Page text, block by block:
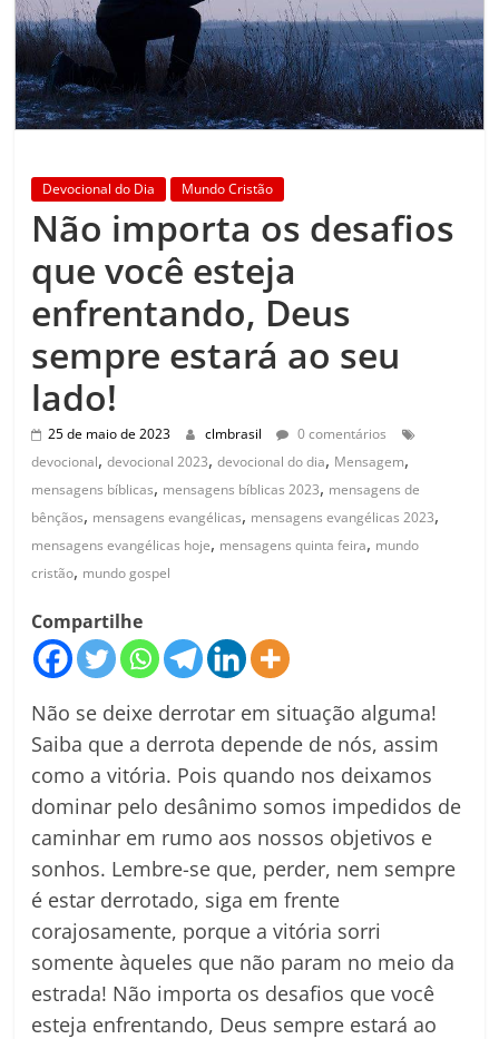
Devocional do Dia Mundo Cristão
Não importa os desafios
que você esteja
enfrentando, Deus
sempre estará ao seu
lado!
25 de maio de 2023 clmbrasil
0 comentários
devocional,devocional 2023,devocional do dia, Mensagem,
mensagens bíblicas, mensagens bíblicas 2023, mensagens de
bênçãos, mensagens evangélicas, mensagens evangélicas 2023,
mensagens evangélicas hoje, mensagens quinta feira, mundo
cristão, mundo gospel
Compartilhe
Não se deixe derrotar em situação alguma!
Saiba que a derrota depende de nós, assim
como a vitória. Pois quando nos deixamos
dominar pelo desânimo somos impedidos de
caminhar em rumo aos nossos objetivos e
sonhos. Lembre-se que, perder, nem sempre
é estar derrotado, siga em frente
corajosamente, porque a vitória sorri
somente àqueles que não param no meio da
estrada! Não importa os desafios que você
esteja enfrentando, Deus sempre estará ao